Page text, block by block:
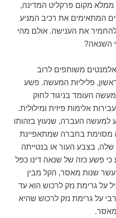
ממלא מקום פרקליט המדינה,
המתאימים את רכיב המניע
את הענישה. אולם מהי
השנאה?
משותפים לרוב
פליליוּת המעשה. פשע
העומד בניגוד לחוק
אלימות פיזית ומילולית.
למעשה העברה, שנעוץ בזהותו
מסוימת בחברה שמתאפיינת
בצבע העור או בנטייתה
פשע כזה של שנאה דינו כפל
שנות מאסר, הקל מבין
על גרימת נזק לרכוש הוא עד
על גרימת נזק לרכוש שהיא